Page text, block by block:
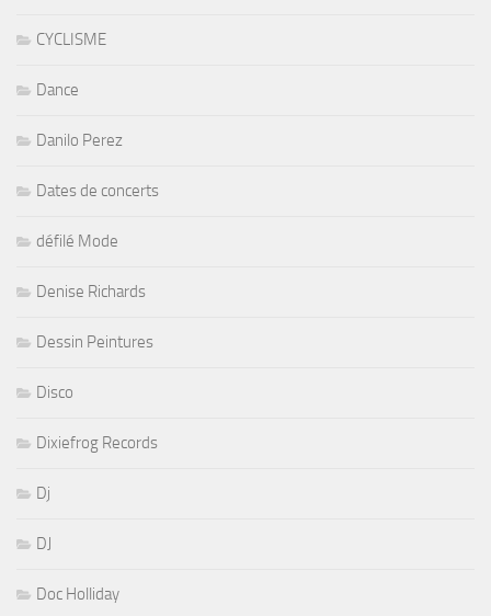
CYCLISME
Dance
Danilo Perez
Dates de concerts
défilé Mode
Denise Richards
Dessin Peintures
Disco
Dixiefrog Records
Dj
DJ
Doc Holliday